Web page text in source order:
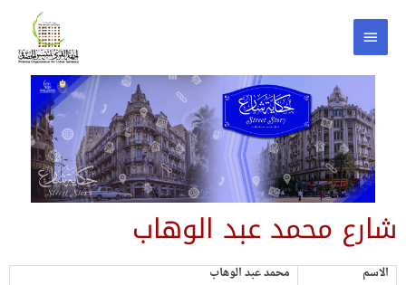
شارع محمد عبد الوهاب
الاسم
محمد عبد الوهاب